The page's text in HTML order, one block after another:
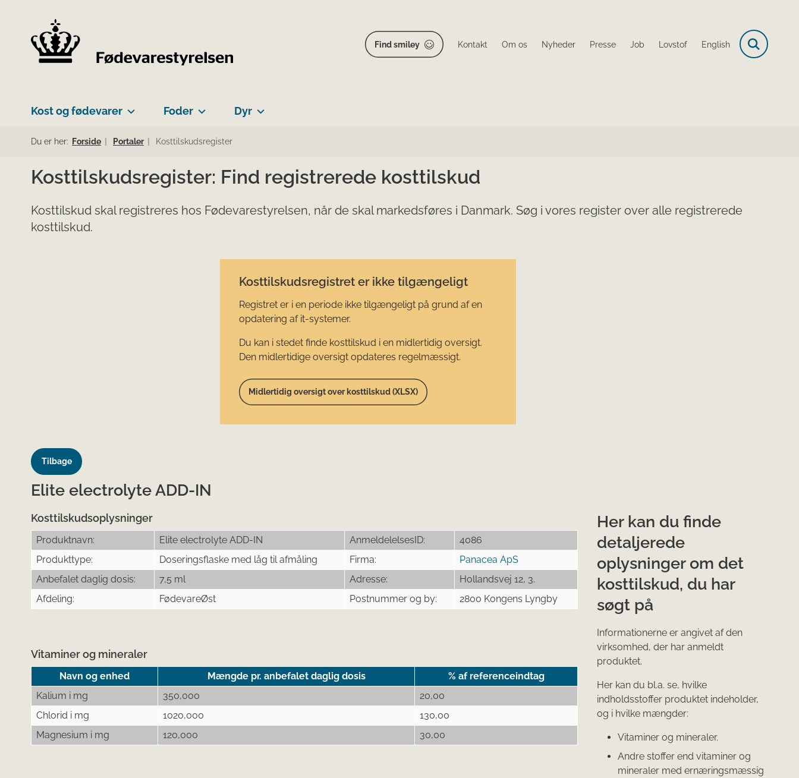
Find smiley Kontakt Om os Nyheder Presse Job Lovstof English
Kost og fødevarer Foder Dyr
Du er her: Forside Portaler Kosttilskudsregister
Kosttilskudsregister: Find registrerede kosttilskud
Kosttilskud skal registreres hos Fødevarestyrelsen, når de skal markedsføres i Danmark. Søg i vores register over alle registrerede
kosttilskud.
Kosttilskudsregistret er ikke tilgængeligt
Registret er i en periode ikke tilgængeligt på grund af en
opdatering af it-systemer.
Du kan i stedet finde kosttilskud i en midlertidig oversigt.
Den midlertidige oversigt opdateres regelmæssigt.
Midlertidig oversigt over kosttilskud (XLSX)
Tilbage
Elite electrolyte ADD-IN
Kosttilskudsoplysninger
Produktnavn: Elite electrolyte ADD-IN AnmeldelelsesID:
4086
Produkttype:
Doseringsflaske med låg til afmåling Firma:
Panacea ApS
Anbefalet daglig dosis:
7,5 ml Adresse:
Hollandsvej 12, 3.
Afdeling:
FødevareØst Postnummer og by: 2800 Kongens Lyngby
Vitaminer og mineraler
Navn og enhed Mængde pr. anbefalet daglig dosis
% af referenceindtag
Kalium i mg
350,000
20,00
Chlorid i mg
1020,000
130,00
Magnesium i mg
120,000 30,00
Her kan du finde
detaljerede
oplysninger om det
kosttilskud, du har
søgt på
Informationerne er angivet af den
virksomhed, der har anmeldt
produktet.
Her kan du bl.a. se, hvilke
indholdsstoffer produktet indeholder,
og i hvilke mængder:
Vitaminer og mineraler.
Andre stoffer end vitaminer og
mineraler med ernæringsmæssig